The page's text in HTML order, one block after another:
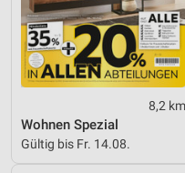
8,2 km
Wohnen Spezial
Gültig bis Fr. 14.08.
Funktional
Werbung